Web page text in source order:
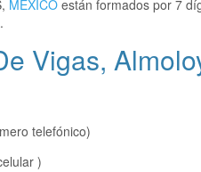
MEXICO están formados por 7
Vigas,
telefónico)
)